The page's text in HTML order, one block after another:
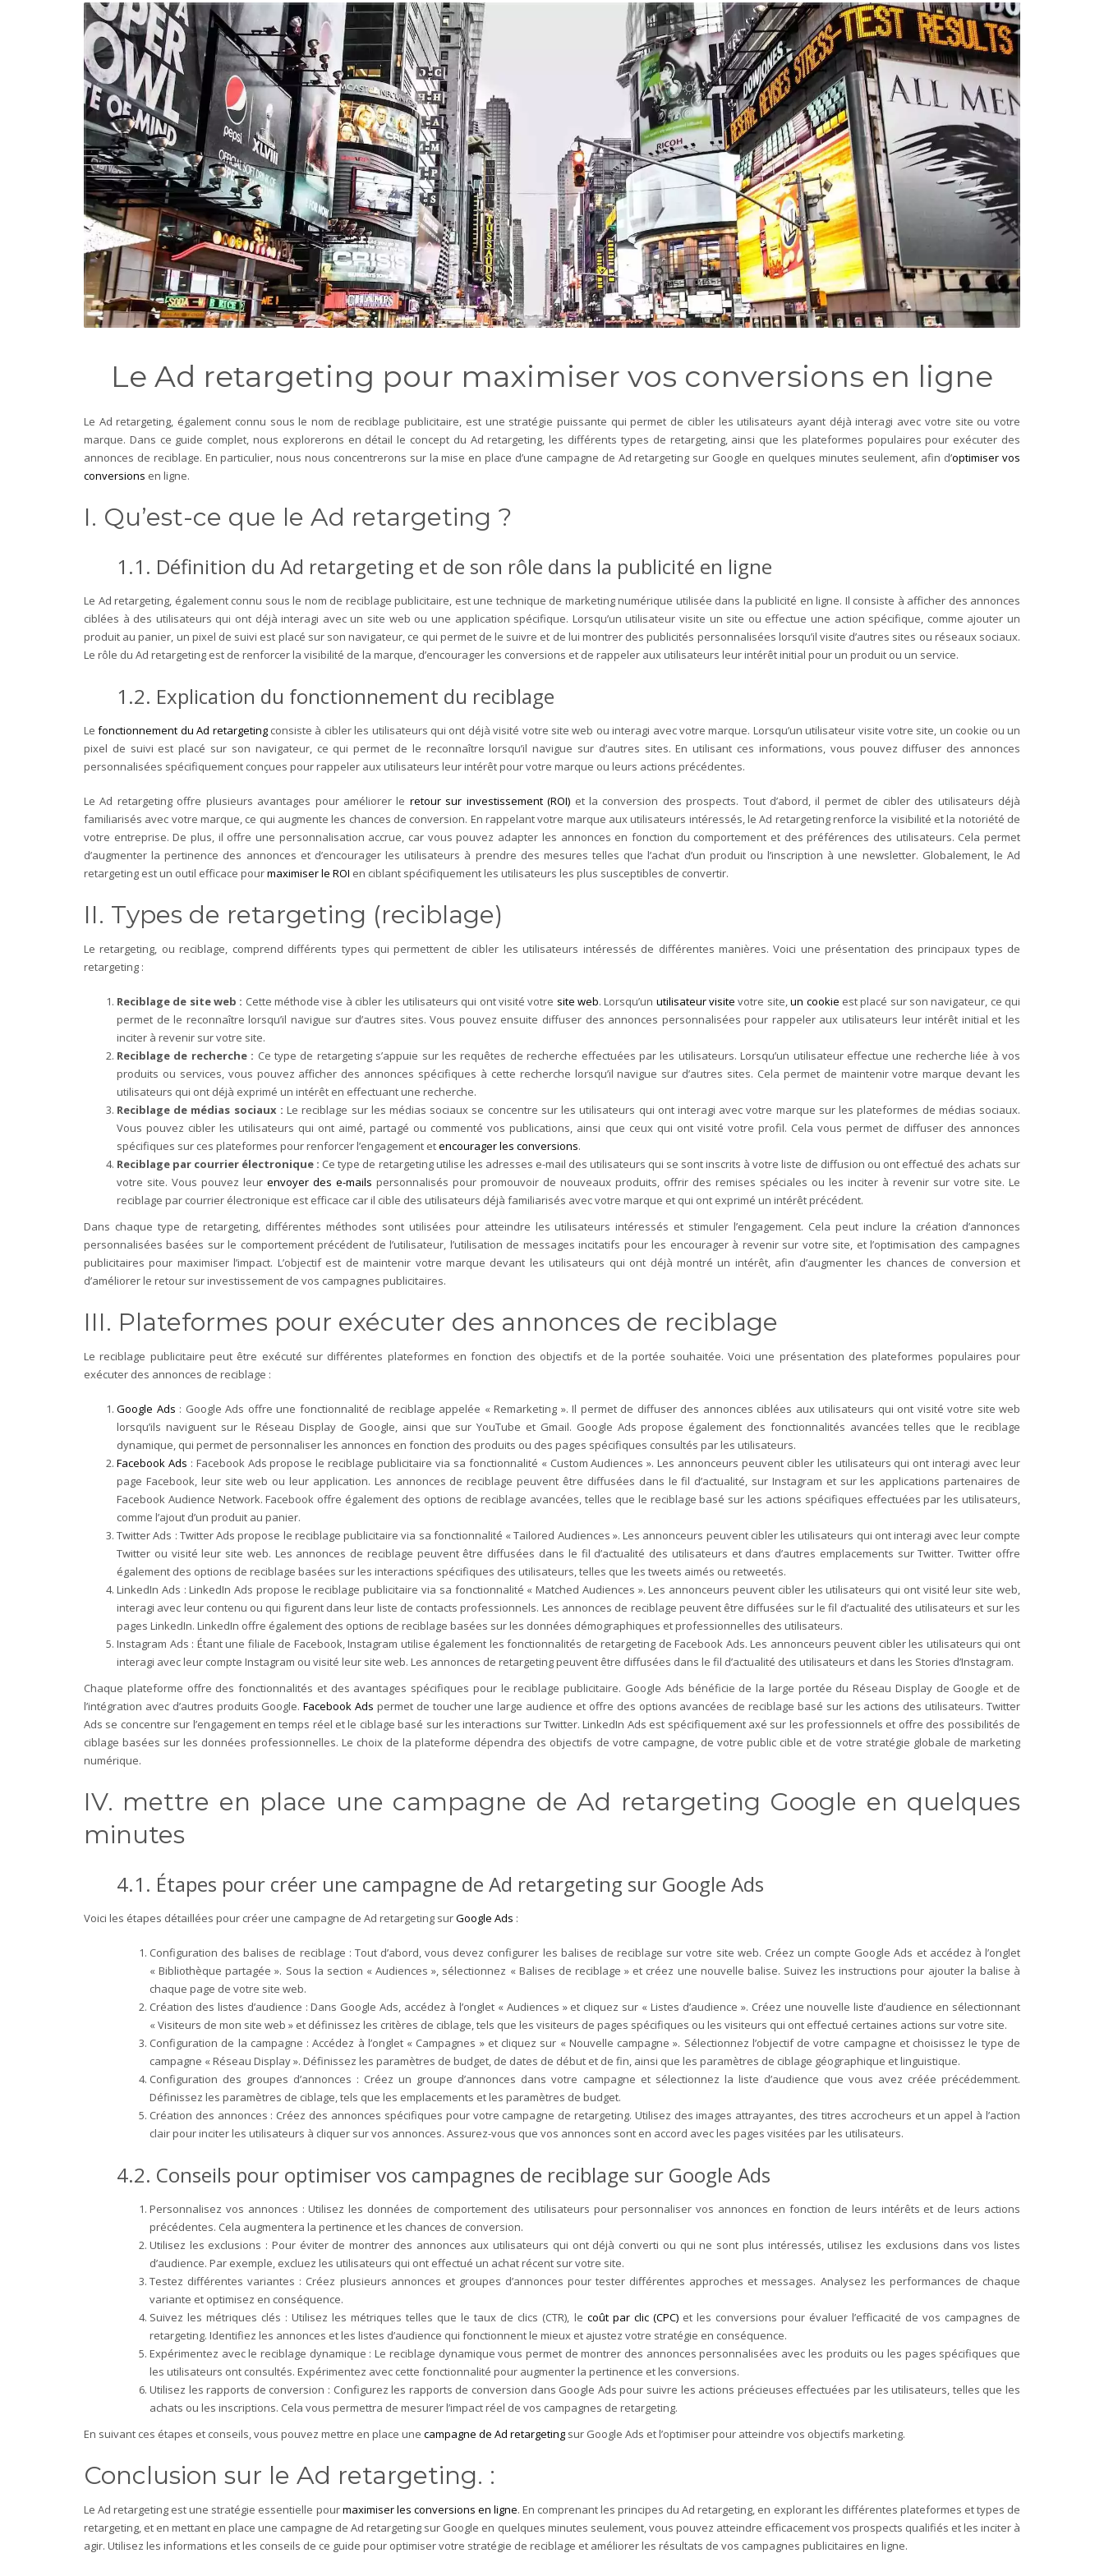
Le Ad retargeting pour maximiser vos conversions en ligne
Le Ad retargeting, également connu sous le nom de reciblage publicitaire, est une stratégie puissante qui permet de cibler les utilisateurs ayant déjà interagi avec votre site ou votre
marque. Dans ce guide complet, nous explorerons en détail le concept du Ad retargeting, les différents types de retargeting, ainsi que les plateformes populaires pour exécuter des
annonces de reciblage. En particulier, nous nous concentrerons sur la mise en place d’une campagne de Ad retargeting sur Google en quelques minutes seulement, afin d’optimiser vos
conversions en ligne.
I. Qu’est-ce que le Ad retargeting ?
1.1. Définition du Ad retargeting et de son rôle dans la publicité en ligne
Le Ad retargeting, également connu sous le nom de reciblage publicitaire, est une technique de marketing numérique utilisée dans la publicité en ligne. Il consiste à afficher des annonces
ciblées à des utilisateurs qui ont déjà interagi avec un site web ou une application spécifique. Lorsqu’un utilisateur visite un site ou effectue une action spécifique, comme ajouter un
produit au panier, un pixel de suivi est placé sur son navigateur, ce qui permet de le suivre et de lui montrer des publicités personnalisées lorsqu’il visite d’autres sites ou réseaux sociaux.
Le rôle du Ad retargeting est de renforcer la visibilité de la marque, d’encourager les conversions et de rappeler aux utilisateurs leur intérêt initial pour un produit ou un service.
1.2. Explication du fonctionnement du reciblage
Lefonctionnement du Ad retargetingconsiste à cibler les utilisateurs qui ont déjà visité votre site web ou interagi avec votre marque. Lorsqu’un utilisateur visite votre site, un cookie ou un
pixel de suivi est placé sur son navigateur, ce qui permet de le reconnaître lorsqu’il navigue sur d’autres sites. En utilisant ces informations, vous pouvez diffuser des annonces
personnalisées spécifiquement conçues pour rappeler aux utilisateurs leur intérêt pour votre marque ou leurs actions précédentes.
Le Ad retargeting offre plusieurs avantages pour améliorer le retour sur investissement (ROI) et la conversion des prospects. Tout d’abord, il permet de cibler des utilisateurs déjà
familiarisés avec votre marque, ce qui augmente les chances de conversion. En rappelant votre marque aux utilisateurs intéressés, le Ad retargeting renforce la visibilité et la notoriété de
votre entreprise. De plus, il offre une personnalisation accrue, car vous pouvez adapter les annonces en fonction du comportement et des préférences des utilisateurs. Cela permet
d’augmenter la pertinence des annonces et d’encourager les utilisateurs à prendre des mesures telles que l’achat d’un produit ou l’inscription à une newsletter. Globalement, le Ad
retargeting est un outil efficace pourmaximiser le ROI en ciblant spécifiquement les utilisateurs les plus susceptibles de convertir.
II. Types de retargeting (reciblage)
Le retargeting, ou reciblage, comprend différents types qui permettent de cibler les utilisateurs intéressés de différentes manières. Voici une présentation des principaux types de
retargeting :
Reciblage de site web : Cette méthode vise à cibler les utilisateurs qui ont visité votre site web. Lorsqu’un utilisateur visite votre site,un cookie est placé sur son navigateur, ce qui
permet de le reconnaître lorsqu’il navigue sur d’autres sites. Vous pouvez ensuite diffuser des annonces personnalisées pour rappeler aux utilisateurs leur intérêt initial et les
inciter à revenir sur votre site.
Reciblage de recherche : Ce type de retargeting s’appuie sur les requêtes de recherche effectuées par les utilisateurs. Lorsqu’un utilisateur effectue une recherche liée à vos
produits ou services, vous pouvez afficher des annonces spécifiques à cette recherche lorsqu’il navigue sur d’autres sites. Cela permet de maintenir votre marque devant les
utilisateurs qui ont déjà exprimé un intérêt en effectuant une recherche.
Reciblage de médias sociaux : Le reciblage sur les médias sociaux se concentre sur les utilisateurs qui ont interagi avec votre marque sur les plateformes de médias sociaux.
Vous pouvez cibler les utilisateurs qui ont aimé, partagé ou commenté vos publications, ainsi que ceux qui ont visité votre profil. Cela vous permet de diffuser des annonces
spécifiques sur ces plateformes pour renforcer l’engagement etencourager les conversions.
Reciblage par courrier électronique : Ce type de retargeting utilise les adresses e-mail des utilisateurs qui se sont inscrits à votre liste de diffusion ou ont effectué des achats sur
votre site. Vous pouvez leur envoyer des e-mails personnalisés pour promouvoir de nouveaux produits, offrir des remises spéciales ou les inciter à revenir sur votre site. Le
reciblage par courrier électronique est efficace car il cible des utilisateurs déjà familiarisés avec votre marque et qui ont exprimé un intérêt précédent.
Dans chaque type de retargeting, différentes méthodes sont utilisées pour atteindre les utilisateurs intéressés et stimuler l’engagement. Cela peut inclure la création d’annonces
personnalisées basées sur le comportement précédent de l’utilisateur, l’utilisation de messages incitatifs pour les encourager à revenir sur votre site, et l’optimisation des campagnes
publicitaires pour maximiser l’impact. L’objectif est de maintenir votre marque devant les utilisateurs qui ont déjà montré un intérêt, afin d’augmenter les chances de conversion et
d’améliorer le retour sur investissement de vos campagnes publicitaires.
III. Plateformes pour exécuter des annonces de reciblage
Le reciblage publicitaire peut être exécuté sur différentes plateformes en fonction des objectifs et de la portée souhaitée. Voici une présentation des plateformes populaires pour
exécuter des annonces de reciblage :
Google Ads : Google Ads offre une fonctionnalité de reciblage appelée « Remarketing ». Il permet de diffuser des annonces ciblées aux utilisateurs qui ont visité votre site web
lorsqu’ils naviguent sur le Réseau Display de Google, ainsi que sur YouTube et Gmail. Google Ads propose également des fonctionnalités avancées telles que le reciblage
dynamique, qui permet de personnaliser les annonces en fonction des produits ou des pages spécifiques consultés par les utilisateurs.
Facebook Ads : Facebook Ads propose le reciblage publicitaire via sa fonctionnalité « Custom Audiences ». Les annonceurs peuvent cibler les utilisateurs qui ont interagi avec leur
page Facebook, leur site web ou leur application. Les annonces de reciblage peuvent être diffusées dans le fil d’actualité, sur Instagram et sur les applications partenaires de
Facebook Audience Network. Facebook offre également des options de reciblage avancées, telles que le reciblage basé sur les actions spécifiques effectuées par les utilisateurs,
comme l’ajout d’un produit au panier.
Twitter Ads : Twitter Ads propose le reciblage publicitaire via sa fonctionnalité « Tailored Audiences ». Les annonceurs peuvent cibler les utilisateurs qui ont interagi avec leur compte
Twitter ou visité leur site web. Les annonces de reciblage peuvent être diffusées dans le fil d’actualité des utilisateurs et dans d’autres emplacements sur Twitter. Twitter offre
également des options de reciblage basées sur les interactions spécifiques des utilisateurs, telles que les tweets aimés ou retweetés.
LinkedIn Ads : LinkedIn Ads propose le reciblage publicitaire via sa fonctionnalité « Matched Audiences ». Les annonceurs peuvent cibler les utilisateurs qui ont visité leur site web,
interagi avec leur contenu ou qui figurent dans leur liste de contacts professionnels. Les annonces de reciblage peuvent être diffusées sur le fil d’actualité des utilisateurs et sur les
pages LinkedIn. LinkedIn offre également des options de reciblage basées sur les données démographiques et professionnelles des utilisateurs.
Instagram Ads : Étant une filiale de Facebook, Instagram utilise également les fonctionnalités de retargeting de Facebook Ads. Les annonceurs peuvent cibler les utilisateurs qui ont
interagi avec leur compte Instagram ou visité leur site web. Les annonces de retargeting peuvent être diffusées dans le fil d’actualité des utilisateurs et dans les Stories d’Instagram.
Chaque plateforme offre des fonctionnalités et des avantages spécifiques pour le reciblage publicitaire. Google Ads bénéficie de la large portée du Réseau Display de Google et de
l’intégration avec d’autres produits Google.Facebook Ads permet de toucher une large audience et offre des options avancées de reciblage basé sur les actions des utilisateurs. Twitter
Ads se concentre sur l’engagement en temps réel et le ciblage basé sur les interactions sur Twitter. LinkedIn Ads est spécifiquement axé sur les professionnels et offre des possibilités de
ciblage basées sur les données professionnelles. Le choix de la plateforme dépendra des objectifs de votre campagne, de votre public cible et de votre stratégie globale de marketing
numérique.
IV. mettre en place une campagne de Ad retargeting Google en quelques
minutes
4.1. Étapes pour créer une campagne de Ad retargeting sur Google Ads
Voici les étapes détaillées pour créer une campagne de Ad retargeting surGoogle Ads :
Configuration des balises de reciblage : Tout d’abord, vous devez configurer les balises de reciblage sur votre site web. Créez un compte Google Ads et accédez à l’onglet
« Bibliothèque partagée ». Sous la section « Audiences », sélectionnez « Balises de reciblage » et créez une nouvelle balise. Suivez les instructions pour ajouter la balise à
chaque page de votre site web.
Création des listes d’audience : Dans Google Ads, accédez à l’onglet « Audiences » et cliquez sur « Listes d’audience ». Créez une nouvelle liste d’audience en sélectionnant
« Visiteurs de mon site web » et définissez les critères de ciblage, tels que les visiteurs de pages spécifiques ou les visiteurs qui ont effectué certaines actions sur votre site.
Configuration de la campagne : Accédez à l’onglet « Campagnes » et cliquez sur « Nouvelle campagne ». Sélectionnez l’objectif de votre campagne et choisissez le type de
campagne « Réseau Display ». Définissez les paramètres de budget, de dates de début et de fin, ainsi que les paramètres de ciblage géographique et linguistique.
Configuration des groupes d’annonces : Créez un groupe d’annonces dans votre campagne et sélectionnez la liste d’audience que vous avez créée précédemment.
Définissez les paramètres de ciblage, tels que les emplacements et les paramètres de budget.
Création des annonces : Créez des annonces spécifiques pour votre campagne de retargeting. Utilisez des images attrayantes, des titres accrocheurs et un appel à l’action
clair pour inciter les utilisateurs à cliquer sur vos annonces. Assurez-vous que vos annonces sont en accord avec les pages visitées par les utilisateurs.
4.2. Conseils pour optimiser vos campagnes de reciblage sur Google Ads
Personnalisez vos annonces : Utilisez les données de comportement des utilisateurs pour personnaliser vos annonces en fonction de leurs intérêts et de leurs actions
précédentes. Cela augmentera la pertinence et les chances de conversion.
Utilisez les exclusions : Pour éviter de montrer des annonces aux utilisateurs qui ont déjà converti ou qui ne sont plus intéressés, utilisez les exclusions dans vos listes
d’audience. Par exemple, excluez les utilisateurs qui ont effectué un achat récent sur votre site.
Testez différentes variantes : Créez plusieurs annonces et groupes d’annonces pour tester différentes approches et messages. Analysez les performances de chaque
variante et optimisez en conséquence.
Suivez les métriques clés : Utilisez les métriques telles que le taux de clics (CTR), le coût par clic (CPC)et les conversions pour évaluer l’efficacité de vos campagnes de
retargeting. Identifiez les annonces et les listes d’audience qui fonctionnent le mieux et ajustez votre stratégie en conséquence.
Expérimentez avec le reciblage dynamique : Le reciblage dynamique vous permet de montrer des annonces personnalisées avec les produits ou les pages spécifiques que
les utilisateurs ont consultés. Expérimentez avec cette fonctionnalité pour augmenter la pertinence et les conversions.
Utilisez les rapports de conversion : Configurez les rapports de conversion dans Google Ads pour suivre les actions précieuses effectuées par les utilisateurs, telles que les
achats ou les inscriptions. Cela vous permettra de mesurer l’impact réel de vos campagnes de retargeting.
En suivant ces étapes et conseils, vous pouvez mettre en place une campagne de Ad retargeting sur Google Ads et l’optimiser pour atteindre vos objectifs marketing.
Conclusion sur le Ad retargeting. :
Le Ad retargeting est une stratégie essentielle pourmaximiser les conversions en ligne. En comprenant les principes du Ad retargeting, en explorant les différentes plateformes et types de
retargeting, et en mettant en place une campagne de Ad retargeting sur Google en quelques minutes seulement, vous pouvez atteindre efficacement vos prospects qualifiés et les inciter à
agir. Utilisez les informations et les conseils de ce guide pour optimiser votre stratégie de reciblage et améliorer les résultats de vos campagnes publicitaires en ligne.